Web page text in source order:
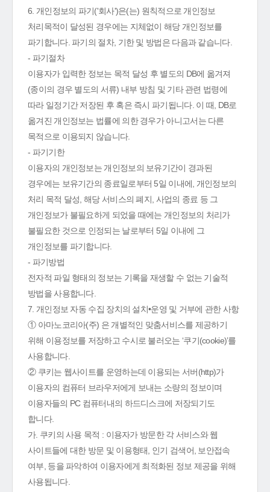
6. 개인정보의 파기('회사')은(는) 원칙적으로 개인정보
처리목적이 달성된 경우에는 지체없이 해당 개인정보를
파기합니다. 파기의 절차, 기한 및 방법은 다음과 같습니다.
- 파기절차
이용자가 입력한 정보는 목적 달성 후 별도의 DB에 옮겨져
(종이의 경우 별도의 서류) 내부 방침 및 기타 관련 법령에
따라 일정기간 저장된 후 혹은 즉시 파기됩니다. 이 때, DB로
옮겨진 개인정보는 법률에 의한 경우가 아니고서는 다른
목적으로 이용되지 않습니다.
- 파기기한
이용자의 개인정보는 개인정보의 보유기간이 경과된
경우에는 보유기간의 종료일로부터 5일 이내에, 개인정보의
처리 목적 달성, 해당 서비스의 폐지, 사업의 종료 등 그
개인정보가 불필요하게 되었을 때에는 개인정보의 처리가
불필요한 것으로 인정되는 날로부터 5일 이내에 그
개인정보를 파기합니다.
- 파기방법
전자적 파일 형태의 정보는 기록을 재생할 수 없는 기술적
방법을 사용합니다.
7. 개인정보 자동 수집 장치의 설치•운영 및 거부에 관한 사항
① 아마노코리아(주) 은 개별적인 맞춤서비스를 제공하기
위해 이용정보를 저장하고 수시로 불러오는 ‘쿠기(cookie)’를
사용합니다.
② 쿠키는 웹사이트를 운영하는데 이용되는 서버(http)가
이용자의 컴퓨터 브라우저에게 보내는 소량의 정보이며
이용자들의 PC 컴퓨터내의 하드디스크에 저장되기도
합니다.
가. 쿠키의 사용 목적 : 이용자가 방문한 각 서비스와 웹
사이트들에 대한 방문 및 이용형태, 인기 검색어, 보안접속
여부, 등을 파악하여 이용자에게 최적화된 정보 제공을 위해
사용됩니다.